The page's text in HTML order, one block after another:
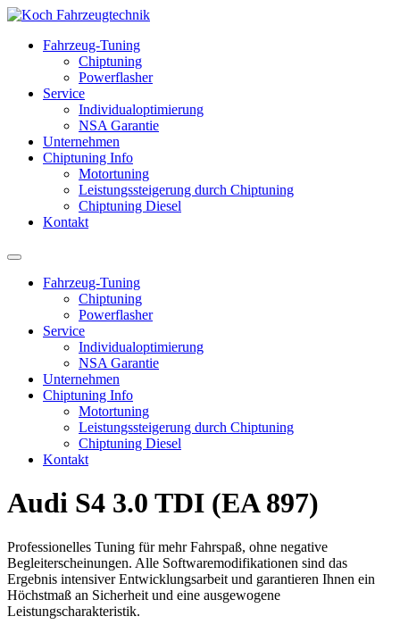
Fahrzeug-Tuning
Chiptuning
Powerflasher
Service
Individualoptimierung
NSA Garantie
Unternehmen
Chiptuning Info
Motortuning
Leistungssteigerung durch Chiptuning
Chiptuning Diesel
Kontakt
Fahrzeug-Tuning
Chiptuning
Powerflasher
Service
Individualoptimierung
NSA Garantie
Unternehmen
Chiptuning Info
Motortuning
Leistungssteigerung durch Chiptuning
Chiptuning Diesel
Kontakt
Audi S4 3.0 TDI (EA 897)
Professionelles Tuning für mehr Fahrspaß, ohne negative
Begleiterscheinungen. Alle Softwaremodifikationen sind das
Ergebnis intensiver Entwicklungsarbeit und garantieren Ihnen ein
Höchstmaß an Sicherheit und eine ausgewogene
Leistungscharakteristik.